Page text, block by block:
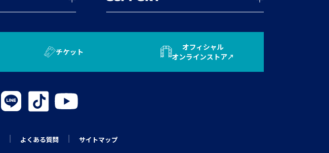
チケット
オフィシャル
オンラインストア
よくある質問 サイトマップ